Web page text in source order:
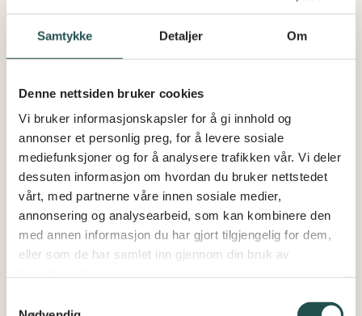
Samtykke Detaljer Om
Denne nettsiden bruker cookies
Vi bruker informasjonskapsler for å gi innhold og
annonser et personlig preg, for å levere sosiale
mediefunksjoner og for å analysere trafikken vår. Vi deler
dessuten informasjon om hvordan du bruker nettstedet
vårt, med partnerne våre innen sosiale medier,
annonsering og analysearbeid, som kan kombinere den
med annen informasjon du har gjort tilgjengelig for dem,
eller som de har samlet inn gjennom din bruk av